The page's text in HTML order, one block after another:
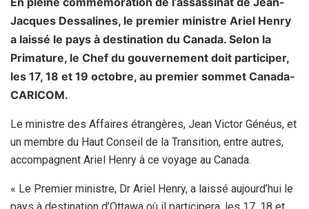
Jacques Dessalines, le premier ministre Ariel Henry
a laissé le pays à destination du Canada. Selon la
Primature, le Chef du gouvernement doit participer,
les 17, 18 et 19 octobre, au premier sommet Canada-
CARICOM.
Le ministre des Affaires étrangères, Jean Victor Généus, et
un membre du Haut Conseil de la Transition, entre autres,
accompagnent Ariel Henry à ce voyage au Canada.
« Le Premier ministre, Dr Ariel Henry, a laissé aujourd’hui le